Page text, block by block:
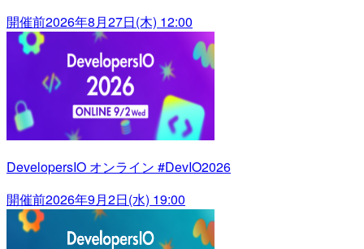
開催前2026年8月27日(木) 12:00
DevelopersIO オンライン #DevIO2026
開催前2026年9月2日(水) 19:00